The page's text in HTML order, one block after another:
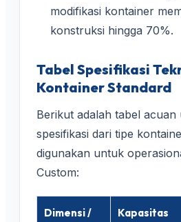
modifikasi kontainer
konstruksi hingga 70%.
Tabel Spesifikasi
Kontainer Standard
Berikut adalah tabel acuan
spesifikasi dari tipe
digunakan untuk
Custom:
Dimensi /
Kapasitas